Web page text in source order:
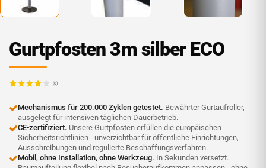
Gurtpfosten 3m silber ECO
(8)
Mechanismus für 200.000 Zyklen getestet. Bewährter Gurtaufroller,
ausgelegt für intensiven täglichen Dauerbetrieb.
CE-zertifiziert. Unsere Gurtpfosten erfüllen die europäischen
Sicherheitsrichtlinien - unverzichtbar für öffentliche Einrichtungen,
Ausschreibungen und regulierte Beschaffungsverfahren.
Mobil, ohne Installation, ohne Werkzeug. In Sekunden versetzt.